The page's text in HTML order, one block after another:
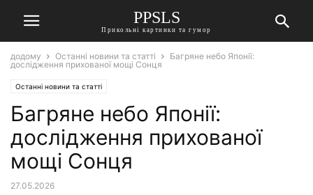
PPSLS
Прикольні картинки та гумор
додому Останні новини та статті
Багряне небо Японії:
дослідження прихованої мощі Сонця
Останні новини та статті
Багряне небо Японії:
дослідження прихованої
мощі Сонця
27.05.2026